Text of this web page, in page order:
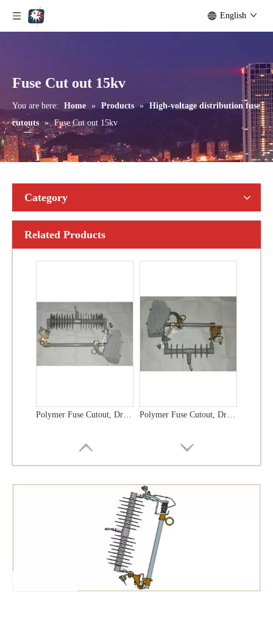
English
Fuse Cut out 15kv
You are here: Home » Products » High-voltage distribution fuse
cutouts » Fuse Cut out 15kv
Category
Related Products
Polymer Fuse Cutout, Drop out Fuses 21 Kv 100A Polymer Fuse Cutout, Drop out Fuses 36 Kv 300A